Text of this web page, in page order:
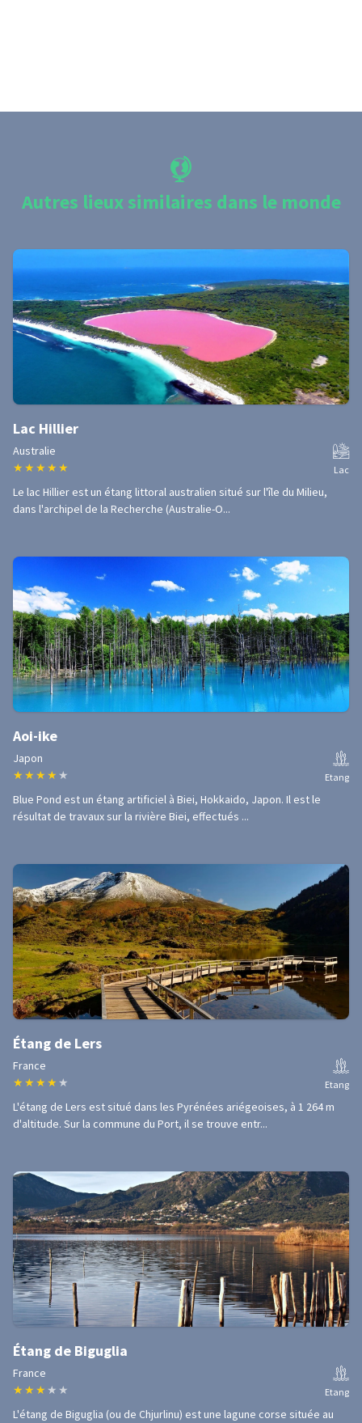
Autres lieux similaires dans le monde
Lac Hillier
Australie
★ ★ ★ ★ ★ Lac
Le lac Hillier est un étang littoral australien situé sur l'île du Milieu,
dans l'archipel de la Recherche (Australie-O...
Aoi-ike
Japon
★ ★ ★ ★ ★ Etang
Blue Pond est un étang artificiel à Biei, Hokkaido, Japon. Il est le
résultat de travaux sur la rivière Biei, effectués ...
Étang de Lers
France
★ ★ ★ ★ ★ Etang
L'étang de Lers est situé dans les Pyrénées ariégeoises, à 1 264 m
d'altitude. Sur la commune du Port, il se trouve entr...
Étang de Biguglia
France
★ ★ ★ ★ ★ Etang
L'étang de Biguglia (ou de Chjurlinu) est une lagune corse située au